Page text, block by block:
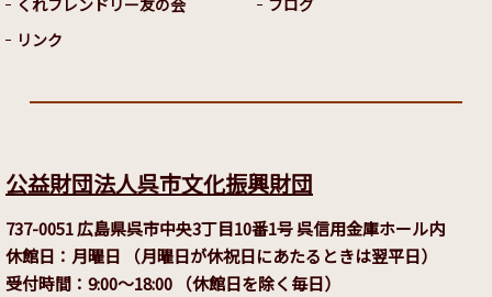
くれフレンドリー友の会
リンク
ブログ
公益財団法人呉市文化振興財団
737-0051 広島県呉市中央3丁目10番1号 呉信用金庫ホール内
休館日：月曜日 （月曜日が休祝日にあたるときは翌平日）
受付時間：9:00～18:00 （休館日を除く毎日）